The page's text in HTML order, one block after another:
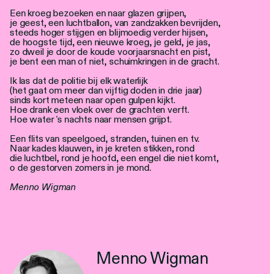
Een kroeg bezoeken en naar glazen grijpen,
je geest, een luchtballon, van zandzakken bevrijden,
steeds hoger stijgen en blijmoedig verder hijsen,
de hoogste tijd, een nieuwe kroeg, je geld, je jas,
zo dweil je door de koude voorjaarsnacht en pist,
je bent een man of niet, schuimkringen in de gracht.
Ik las dat de politie bij elk waterlijk
(het gaat om meer dan vijftig doden in drie jaar)
sinds kort meteen naar open gulpen kijkt.
Hoe drank een vloek over de grachten verft.
Hoe water 's nachts naar mensen grijpt.
Een flits van speelgoed, stranden, tuinen en tv.
Naar kades klauwen, in je kreten stikken, rond
die luchtbel, rond je hoofd, een engel die niet komt,
o de gestorven zomers in je mond.
Menno Wigman
Menno Wigman